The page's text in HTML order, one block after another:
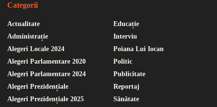
Categorii
Actualitate
Administrație
Alegeri Locale 2024
Alegeri Parlamentare 2020
Alegeri Parlamentare 2024
Alegeri Prezidențiale
Alegeri Prezidențiale 2025
Educație
Interviu
Poiana Lui Iocan
Politic
Publicitate
Reportaj
Sănătate